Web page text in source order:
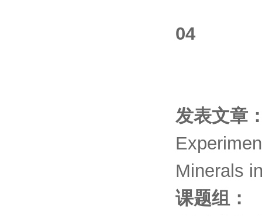
04
发表文章
Minerals
课题组：